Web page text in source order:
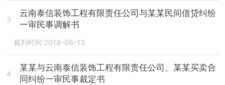
3
云南泰信装饰工程有限责任公司与某某民间借贷纠纷
一审民事调解书
裁判时间:2018-06-13
4
某某与云南泰信装饰工程有限责任公司、某某买卖合
同纠纷一审民事裁定书